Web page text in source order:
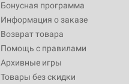
Бонусная программа
Информация о заказе
Возврат товара
Помощь с правилами
Архивные игры
Товары без скидки